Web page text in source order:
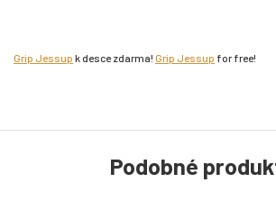
Grip Jessup k desce zdarma! Grip Jessup for free!
Podobné